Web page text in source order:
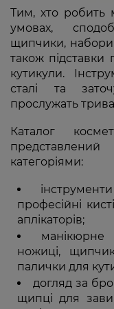
Тим, хто робить
умовах,
щипчики, набори
також підставки
кутикули.
сталі та
прослужать
Каталог
категоріями:
професійні
аплікаторів;
ножиці,
палички для
догляд за
щипці для